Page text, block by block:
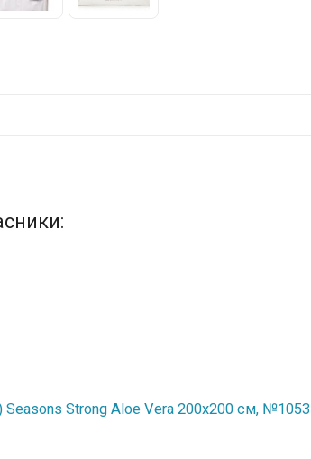
Strong Aloe Vera 200x200 см, №1053